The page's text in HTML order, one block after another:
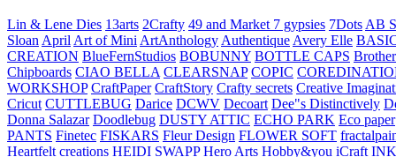
Lin & Lene Dies 13arts 2Crafty 49 and Market 7 gypsies 7Dots AB
Sloan April Art of Mini ArtAnthology Authentique Avery Elle
CREATION BlueFernStudios BOBUNNY BOTTLE CAPS Brother
Chipboards CIAO BELLA CLEARSNAP COPIC
WORKSHOP CraftPaper CraftStory Crafty secrets Creative
Cricut CUTTLEBUG Darice DCWV Decoart Dee"s Distinctively
Donna Salazar Doodlebug DUSTY ATTIC ECHO PARK Eco paper
PANTS Finetec FISKARS Fleur Design FLOWER SOFT
Heartfelt creations HEIDI SWAPP Hero Arts Hobby&you iCraft